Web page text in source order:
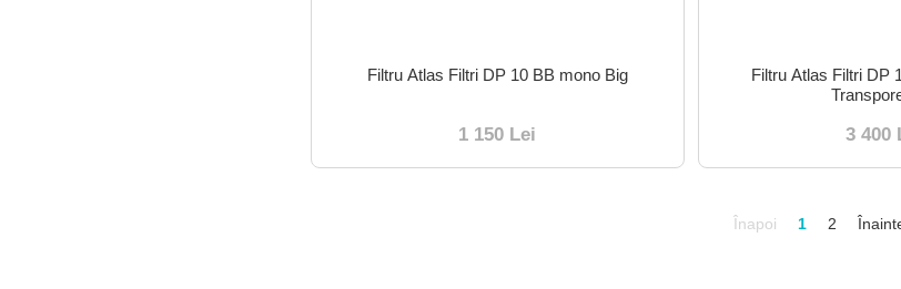
Filtru Atlas Filtri DP 10 BB mono Big
1 150 Lei
Filtru Atlas Filtri DP
3 400
Înapoi 1 2